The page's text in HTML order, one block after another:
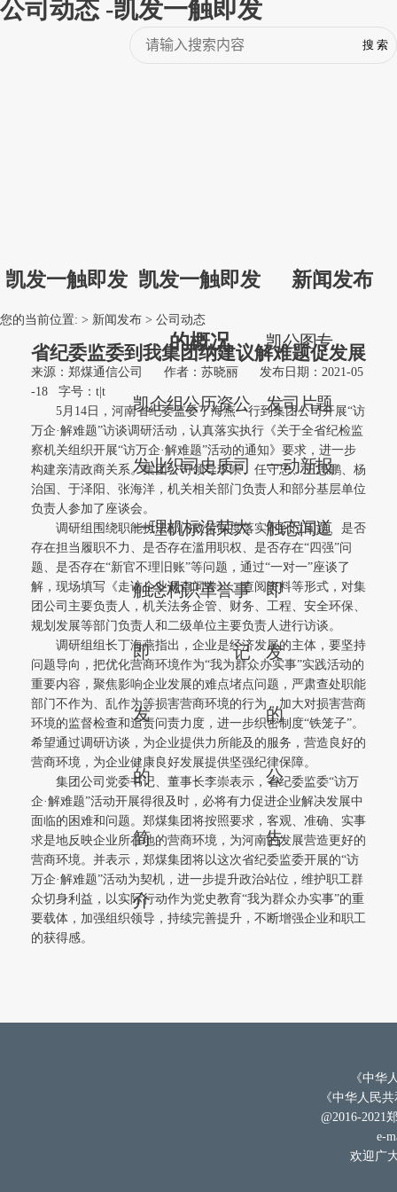
公司动态 -凯发一触即发
凯发一触即发 凯发一触即发
的概况
凯
发
一
触
即
发
的
简
介
企
业
理
念
组
织
机
构
公
司
标
识
历
史
沿
革
资
质
荣
誉
公
司
大
事
记
新闻发布
凯
发
一
触
即
发
的
公
告
公
司
动
态
图
片
新
闻
专
题
报
道
您的当前位置: > 新闻发布 > 公司动态
省纪委监委到我集团纳建议解难题促发展
来源：郑煤通信公司 作者：苏晓丽
发布日期：2021-05
-18
字号： t t
5月14日，河南省纪委监委丁海燕一行到集团公司开展“访
万企·解难题”访谈调研活动，认真落实执行《关于全省纪检监
察机关组织开展“访万企·解难题”活动的通知》要求，进一步
构建亲清政商关系。集团公司领导李崇、任守忠、王思鹏、杨
治国、于泽阳、张海洋，机关相关部门负责人和部分基层单位
负责人参加了座谈会。
调研组围绕职能执法部门政策制度落实不到位问题、是否
存在担当履职不力、是否存在滥用职权、是否存在“四强”问
题、是否存在“新官不理旧账”等问题，通过“一对一”座谈了
解，现场填写《走访企业调查问卷》、查阅资料等形式，对集
团公司主要负责人，机关法务企管、财务、工程、安全环保、
规划发展等部门负责人和二级单位主要负责人进行访谈。
调研组组长丁海燕指出，企业是经济发展的主体，要坚持
问题导向，把优化营商环境作为“我为群众办实事”实践活动的
重要内容，聚焦影响企业发展的难点堵点问题，严肃查处职能
部门不作为、乱作为等损害营商环境的行为，加大对损害营商
环境的监督检查和追责问责力度，进一步织密制度“铁笼子”。
希望通过调研访谈，为企业提供力所能及的服务，营造良好的
营商环境，为企业健康良好发展提供坚强纪律保障。
集团公司党委书记、董事长李崇表示，省纪委监委“访万
企·解难题”活动开展得很及时，必将有力促进企业解决发展中
面临的困难和问题。郑煤集团将按照要求，客观、准确、实事
求是地反映企业所在地的营商环境，为河南的发展营造更好的
营商环境。并表示，郑煤集团将以这次省纪委监委开展的“访
万企·解难题”活动为契机，进一步提升政治站位，维护职工群
众切身利益，以实际行动作为党史教育“我为群众办实事”的重
要载体，加强组织领导，持续完善提升，不断增强企业和职工
的获得感。
《中华
《中华人民
@2016-2021
e-
欢迎广